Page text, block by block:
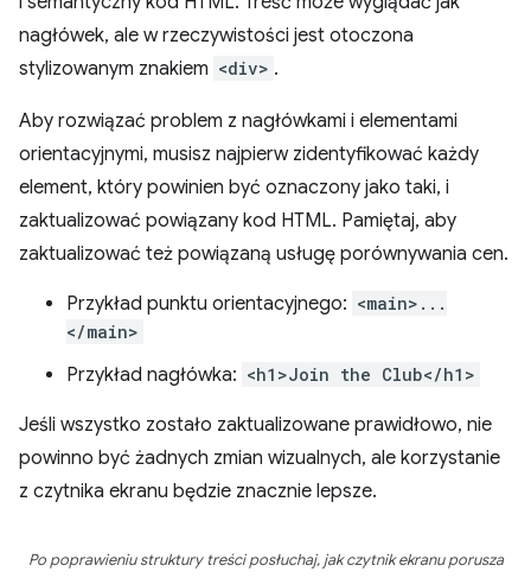
nagłówek, ale w rzeczywistości jest otoczona
stylizowanym znakiem <div> .
Aby rozwiązać problem z nagłówkami i elementami
orientacyjnymi, musisz najpierw zidentyfikować każdy
element, który powinien być oznaczony jako taki, i
zaktualizować powiązany kod HTML. Pamiętaj, aby
zaktualizować też powiązaną usługę porównywania cen.
Przykład punktu orientacyjnego: <main>...
</main>
Przykład nagłówka: <h1>Join the Club</h1>
Jeśli wszystko zostało zaktualizowane prawidłowo, nie
powinno być żadnych zmian wizualnych, ale korzystanie
z czytnika ekranu będzie znacznie lepsze.
Po poprawieniu struktury treści posłuchaj, jak czytnik ekranu porusza